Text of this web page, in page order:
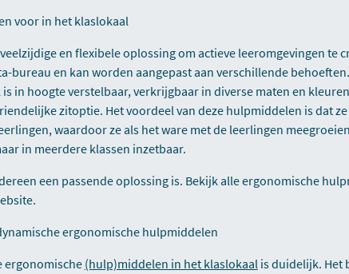
voor in het klaslokaal
en flexibele oplossing om actieve leeromgevingen te
bureau en kan worden aangepast aan verschillende
in hoogte verstelbaar, verkrijgbaar in diverse maten en
zitoptie. Het voordeel van deze hulpmiddelen is dat
waardoor ze als het ware met de leerlingen
in meerdere klassen inzetbaar.
een passende oplossing is. Bekijk alle ergonomische
ergonomische hulpmiddelen
ergonomische (hulp)middelen in het klaslokaalis duidelijk. Het